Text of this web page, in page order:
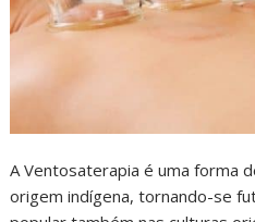
A Ventosaterapia é uma forma
origem indígena, tornando-se